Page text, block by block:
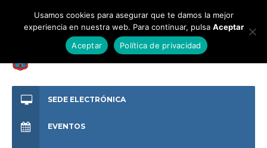
SEDE ELECTRÓNICA
EVENTOS
Usamos cookies para asegurar que te damos la mejor
experiencia en nuestra web. Para continuar, pulsa Aceptar
Aceptar
Política de privacidad